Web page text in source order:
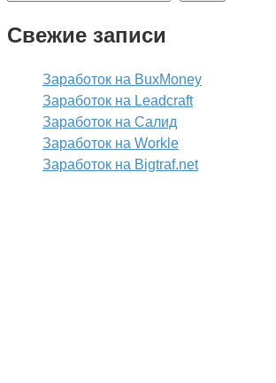
Свежие записи
Заработок на BuxMoney
Заработок на Leadcraft
Заработок на Салид
Заработок на Workle
Заработок на Bigtraf.net